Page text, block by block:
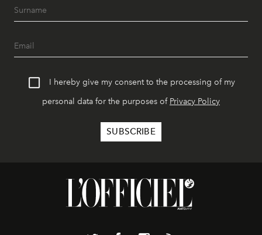
I hereby give my consent to the processing of my
personal data for the purposes of Privacy Policy